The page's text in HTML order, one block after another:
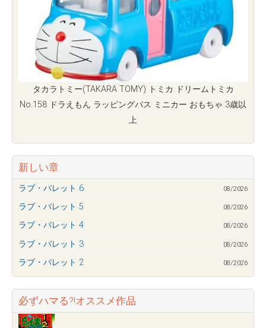
タカラトミー(TAKARA TOMY) トミカ ドリームトミカ
No.158 ドラえもん ラッピングバス ミニカー おもちゃ 3歳以
上
新しい章
ラブ・バレット 6 08/2026
ラブ・バレット 5 08/2026
ラブ・バレット 4 08/2026
ラブ・バレット 3 08/2026
ラブ・バレット 2 08/2026
必ずハマる?!オススメ作品